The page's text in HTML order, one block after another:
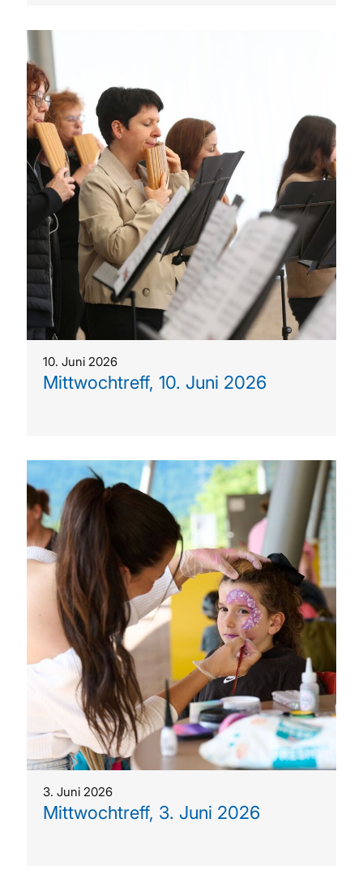
10. Juni 2026
Mittwochtreff, 10. Juni 2026
3. Juni 2026
Mittwochtreff, 3. Juni 2026